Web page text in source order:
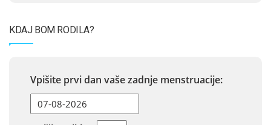
KDAJ BOM RODILA?
Vpišite prvi dan vaše zadnje menstruacije: